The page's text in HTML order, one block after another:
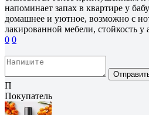
напоминает запах в квартире у
домашнее и уютное, возможно с
лакированной мебели, стойкость у
0 0
П
Покупатель